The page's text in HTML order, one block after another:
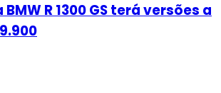
R 1300 GS terá versões a